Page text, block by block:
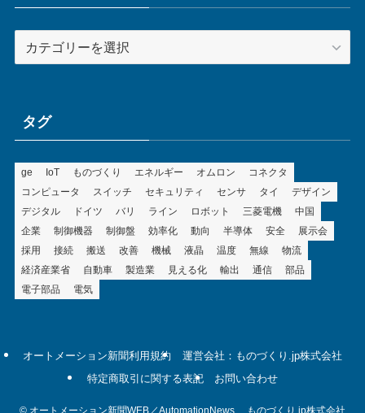
ータグ
ge IoT ものづくり エネルギー オムロン
コネクタ
コンピュータ
スイッチ セキュリティ センサ タイ
デザイン
デジタル
ドイツ バリ ライン ロボット 三菱電機
中国
企業
制御機器 制御盤 効率化 動向 半導体 安全
展示会
採用
接続 搬送 改善 機械 液晶 温度 無線
物流
経済産業省
自動車 製造業 見える化 輸出 通信
部品
電子部品
電気
オートメーション新聞利用規約
運営会社：ものづくり.jp株式会社
特定商取引に関する表記
お問い合わせ
© オートメーション新聞WEB／AutomationNews. ものづくり.jp株式会社